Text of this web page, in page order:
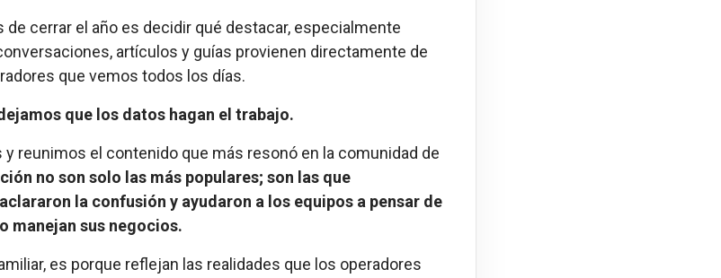
cerrar el año es decidir qué destacar, especialmente
artículos y guías provienen directamente de
que vemos todos los días.
que los datos hagan el trabajo.
y reunimos el contenido que más resonó en la comunidad de
no son solo las más populares; son las que
la confusión y ayudaron a los equipos a pensar de
manejan sus negocios.
es porque reflejan las realidades que los operadores